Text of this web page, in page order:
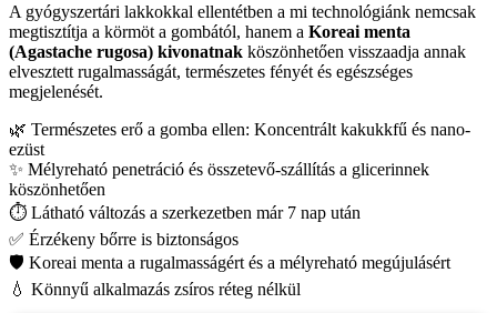
A gyógyszertári lakkokkal ellentétben a mi technológiánk nemcsak
megtisztítja a körmöt a gombától, hanem a Koreai menta
(Agastache rugosa) kivonatnak köszönhetően visszaadja annak
elvesztett rugalmasságát, természetes fényét és egészséges
megjelenését.
🌿 Természetes erő a gomba ellen: Koncentrált kakukkfű és nano-
ezüst
✨ Mélyreható penetráció és összetevő-szállítás a glicerinnek
köszönhetően
⏱️ Látható változás a szerkezetben már 7 nap után
✅ Érzékeny bőrre is biztonságos
🛡️ Koreai menta a rugalmasságért és a mélyreható megújulásért
💧 Könnyű alkalmazás zsíros réteg nélkül